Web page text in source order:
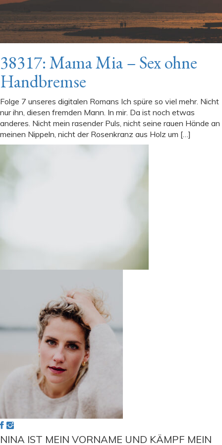
38317: Mama Mia – Sex ohne
Handbremse
Folge 7 unseres digitalen Romans Ich spüre so viel mehr. Nicht
nur ihn, diesen fremden Mann. In mir. Da ist noch etwas
anderes. Nicht mein rasender Puls, nicht seine rauen Hände an
meinen Nippeln, nicht der Rosenkranz aus Holz um […]
NINA IST MEIN VORNAME UND KÄMPF MEIN